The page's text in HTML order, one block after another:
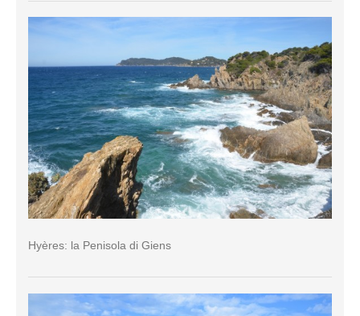
Hyères: la Penisola di Giens